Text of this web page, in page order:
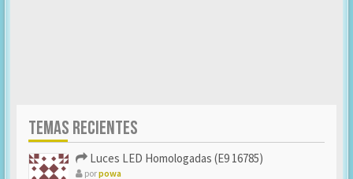
TEMAS RECIENTES
Luces LED Homologadas (E9 16785)
porpowa